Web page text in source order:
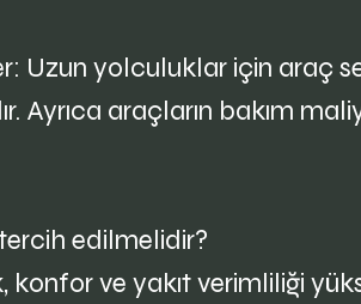
Uzun yolculuklar için araç
Ayrıca araçların bakım
edilmelidir?
ve yakıt verimliliği